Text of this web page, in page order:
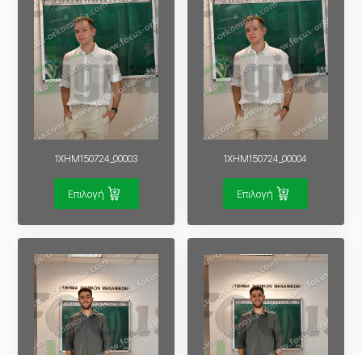
1XHM150724_00003
Επιλογή
1XHM150724_00004
Επιλογή